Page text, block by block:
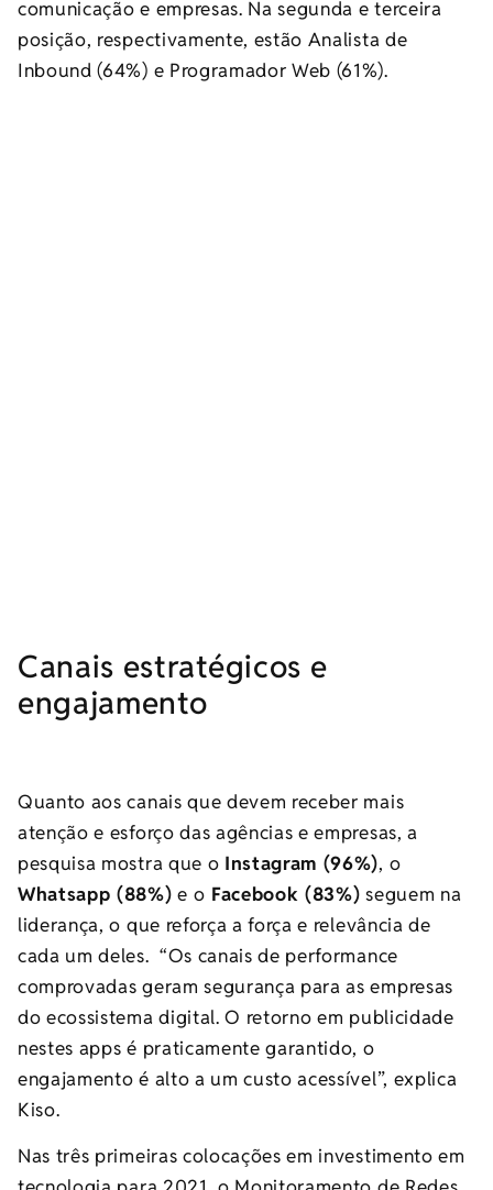
comunicação e empresas. Na segunda e terceira
posição, respectivamente, estão Analista de
Inbound (64%) e Programador Web (61%).
Canais estratégicos e
engajamento
Quanto aos canais que devem receber mais
atenção e esforço das agências e empresas, a
pesquisa mostra que o Instagram (96%), o
Whatsapp (88%) e o Facebook (83%) seguem na
liderança, o que reforça a força e relevância de
cada um deles. “Os canais de performance
comprovadas geram segurança para as empresas
do ecossistema digital. O retorno em publicidade
nestes apps é praticamente garantido, o
engajamento é alto a um custo acessível”, explica
Kiso.
Nas três primeiras colocações em investimento em